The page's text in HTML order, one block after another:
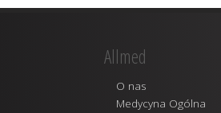
Allmed
O nas
Medycyna Ogólna